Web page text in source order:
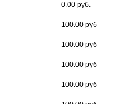
0.00 руб.
100.00 руб
100.00 руб
100.00 руб
100.00 руб